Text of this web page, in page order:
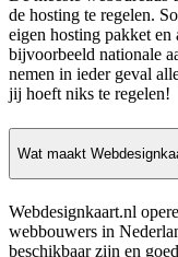
de hosting te regelen.
eigen hosting pakket en
bijvoorbeeld nationale
nemen in ieder geval
jij hoeft niks te regelen!
Wat maakt
Webdesignkaart.nl
webbouwers in
beschikbaar zijn en